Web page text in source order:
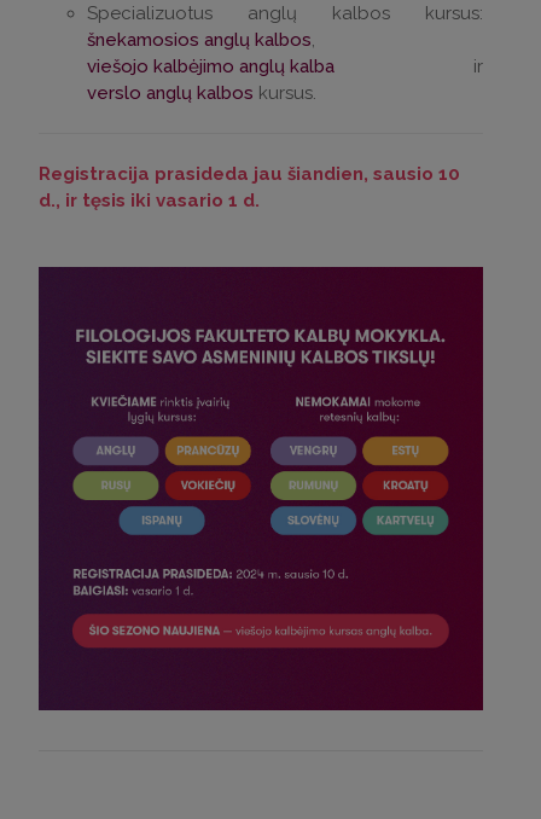
Specializuotus anglų kalbos kursus:
šnekamosios anglų kalbos,
viešojo kalbėjimo anglų kalba ir
verslo anglų kalbos kursus.
Registracija prasideda jau šiandien, sausio 10
d., ir tęsis iki vasario 1 d.